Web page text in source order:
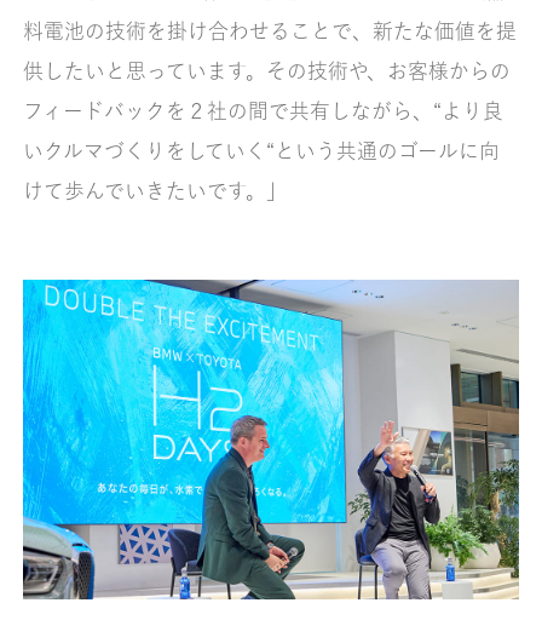
料電池の技術を掛け合わせることで、新たな価値を提
供したいと思っています。その技術や、お客様からの
フィードバックを２社の間で共有しながら、“より良
いクルマづくりをしていく“という共通のゴールに向
けて歩んでいきたいです。」